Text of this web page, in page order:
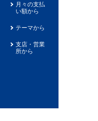
月々の支払
い額から
テーマから
支店・営業
所から